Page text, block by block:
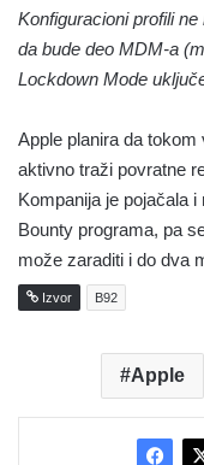
Konfiguracioni profili
da bude deo MDM-a
Lockdown Mode
Apple planira da
aktivno traži povratne
Kompanija je pojačala
Bounty programa, pa
može zaraditi i do dva
Izvor B92
Apple